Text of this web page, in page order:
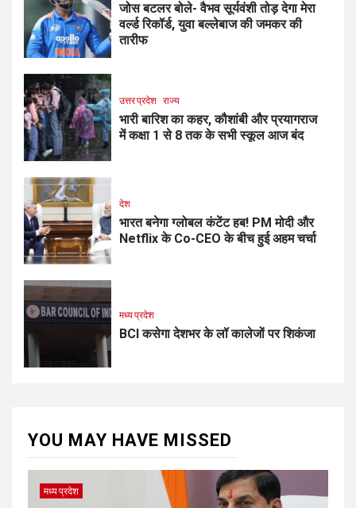
जोस बटलर बोले- वैभव सूर्यवंशी तोड़ देगा मेरा
वर्ल्ड रिकॉर्ड, युवा बल्लेबाज की जमकर की
तारीफ
उत्तर प्रदेश राज्य
भारी बारिश का कहर, कौशांबी और प्रयागराज
में कक्षा 1 से 8 तक के सभी स्कूल आज बंद
देश
भारत बनेगा ग्लोबल कंटेंट हब! PM मोदी और
Netflix के Co-CEO के बीच हुई अहम चर्चा
मध्य प्रदेश
BCI कसेगा देशभर के लॉ कालेजों पर शिकंजा
YOU MAY HAVE MISSED
मध्य प्रदेश